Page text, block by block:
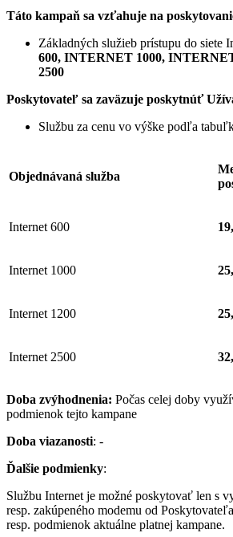
Táto kampaň sa vzťahuje na
Základných služieb prístupu do siete
600, INTERNET 1000,
2500
Poskytovateľ sa zaväzuje poskytnúť
Službu za cenu vo výške podľa
Objednávaná služba
Internet 600
Internet 1000
Internet 1200
Internet 2500
Doba zvýhodnenia: Počas celej doby
podmienok tejto kampane
Doba viazanosti: -
Ďalšie podmienky:
Službu Internet je možné poskytovať len s
resp. zakúpeného modemu od
resp. podmienok aktuálne platnej kampane.